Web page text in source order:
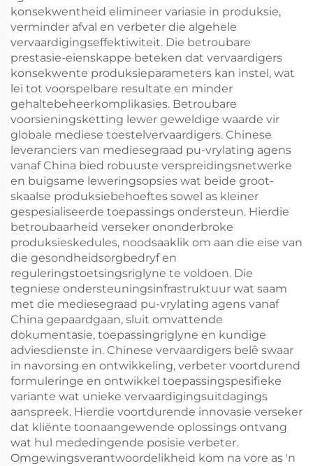
konsekwentheid elimineer variasie in produksie,
verminder afval en verbeter die algehele
vervaardigingseffektiwiteit. Die betroubare
prestasie-eienskappe beteken dat vervaardigers
konsekwente produksieparameters kan instel, wat
lei tot voorspelbare resultate en minder
gehaltebeheerkomplikasies. Betroubare
voorsieningsketting lewer geweldige waarde vir
globale mediese toestelvervaardigers. Chinese
leveranciers van mediesegraad pu-vrylating agens
vanaf China bied robuuste verspreidingsnetwerke
en buigsame leweringsopsies wat beide groot-
skaalse produksiebehoeftes sowel as kleiner
gespesialiseerde toepassings ondersteun. Hierdie
betroubaarheid verseker ononderbroke
produksieskedules, noodsaaklik om aan die eise van
die gesondheidsorgbedryf en
reguleringstoetsingsriglyne te voldoen. Die
tegniese ondersteuningsinfrastruktuur wat saam
met die mediesegraad pu-vrylating agens vanaf
China gepaardgaan, sluit omvattende
dokumentasie, toepassingriglyne en kundige
adviesdienste in. Chinese vervaardigers belê swaar
in navorsing en ontwikkeling, verbeter voortdurend
formuleringe en ontwikkel toepassingspesifieke
variante wat unieke vervaardigingsuitdagings
aanspreek. Hierdie voortdurende innovasie verseker
dat kliënte toonaangewende oplossings ontvang
wat hul mededingende posisie verbeter.
Omgewingsverantwoordelikheid kom na vore as 'n